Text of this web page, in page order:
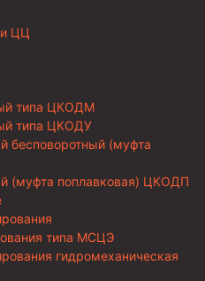
и ЦЦ
типа ЦКОДМ
типа ЦКОДУ
бесповоротный (муфта
(муфта поплавковая) ЦКОДП
типа МСЦЭ
гидромеханическая